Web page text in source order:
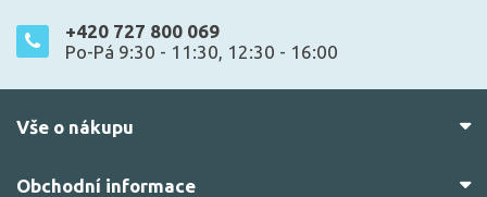
+420 727 800 069
Po-Pá 9:30 - 11:30, 12:30 - 16:00
Vše o nákupu
Obchodní informace